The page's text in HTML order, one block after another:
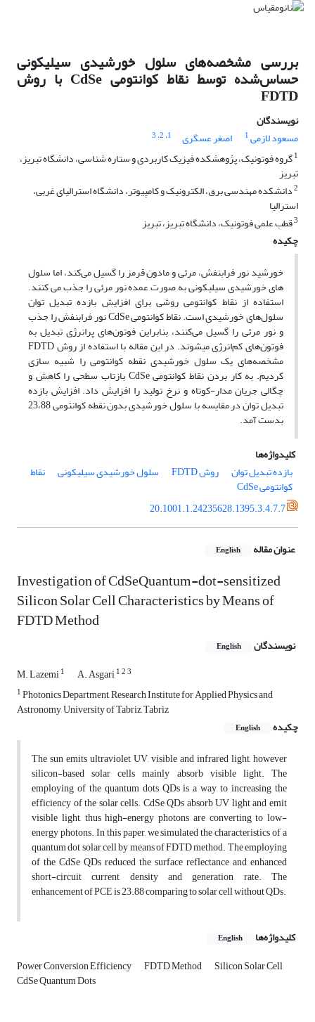
بررسی مشخصه‌های سلول خورشیدی سیلیکونی
حساس‌شده توسط نقاط کوانتومی CdSe با روش
FDTD
نویسندگان
مسعود لازمی1 اصغر عسگری 1، 2 ، 3
1گروه فوتونیک، پژوهشکده فیزیک کاربردی و ستاره شناسی، دانشگاه تبریز،
تبریز
2دانشکده مهندسی برق، الکترونیک و کامپیوتر، دانشگاه استرالیای غربی،
استرالیا
3قطب علمی فوتونیک، دانشگاه تبریز، تبریز
چکیده
خورشید نور فرابنفش، مرئی و مادون قرمز را گسیل می‌کند، اما سلول
های خورشیدی سیلیکونی به صورت عمده نور مرئی را جذب می کنند.
استفاده از نقاط کوانتومی روشی برای افزایش بازده تبدیل توان
سلول‌های خورشیدی است. نقاط کوانتومی CdSe نور فرابنفش را جذب
و نور مرئی را گسیل می‌کنند، بنابراین فوتون‌های پرانرژی تبدیل به
فوتون‌های کم‌انرژی میشوند. در این مقاله با استفاده از روش FDTD
مشخصه‌های یک سلول خورشیدی نقطه کوانتومی را شبیه ‌سازی
کردیم. به کار بردن نقاط کوانتومی CdSe بازتاب سطحی را کاهش و
چگالی جریان مدار-کوتاه و نرخ تولید را افزایش داد. افزایش بازده
تبدیل توان در مقایسه با سلول خورشیدی بدون نقطه کوانتومی 23،88
بدست آمد.
کلیدواژه‌ها
بازده تبدیل توان
روش FDTD سلول خورشیدی سیلیکونی نقاط
کوانتومی CdSe
20.1001.1.24235628.1395.3.4.7.7
عنوان مقاله English
Investigation of CdSeQuantum-dot-sensitized
Silicon Solar Cell Characteristics by Means of
FDTD Method
نویسندگان English
M. Lazemi1 A. Asgari123
1Photonics Department, Research Institute for Applied Physics and
Astronomy, University of Tabriz, Tabriz
چکیده
English
The sun emits ultraviolet UV, visible and infrared light, however
silicon-based solar cells mainly absorb visible light. The
employing of the quantum dots QDs is a way to increasing the
efficiency of the solar cells. CdSe QDs absorb UV light and emit
visible light, thus high-energy photons are converting to low-
energy photons. In this paper, we simulated the characteristics of a
quantum dot solar cell by means of FDTD method. The employing
of the CdSe QDs reduced the surface reflectance and enhanced
short-circuit current density and generation rate. The
enhancement of PCE is 23.88 comparing to solar cell without QDs.
کلیدواژه‌ها English
Power Conversion Efficiency FDTD Method Silicon Solar Cell
CdSe Quantum Dots